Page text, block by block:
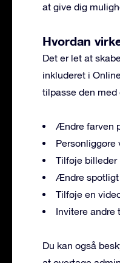
at give dig
Hvordan
Det er let at
inkluderet i
tilpasse den
Ændre farven
Personliggøre
Tilføje billeder
Ændre
Tilføje en
Invitere andre
Du kan også